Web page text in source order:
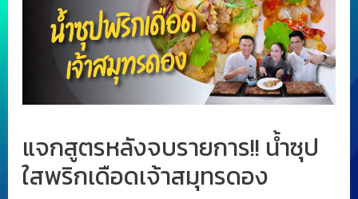
แจกสูตรหลังจบรายการ!! น้ำซุป
ใสพริกเดือดเจ้าสมุทรดอง